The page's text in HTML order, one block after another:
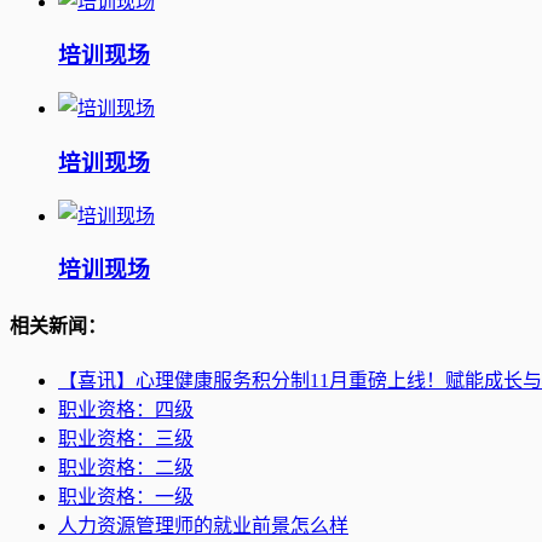
培训现场
培训现场
培训现场
相关新闻：
【喜讯】心理健康服务积分制11月重磅上线！赋能成长与
职业资格：四级
职业资格：三级
职业资格：二级
职业资格：一级
人力资源管理师的就业前景怎么样